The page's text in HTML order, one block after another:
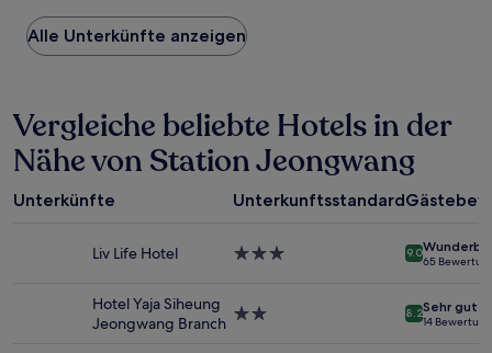
Preis
pro
Nacht,
den
letzten
24 Stunden
für
einen
1 Übernachtung
gefunden
Alle Unterkünfte anzeigen
Vergleiche beliebte Hotels in der
Nähe von Station Jeongwang
Unterkünfte Unterkunftsstandard
Liv Life Hotel
3.0-
9.0
65
Hotel Yaja Siheung
Jeongwang Branch 2.0-
8.2Sehr gut
14